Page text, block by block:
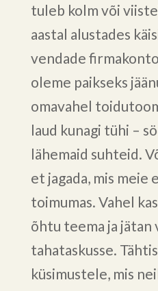
tuleb kolm või
aastal alustades
vendade
oleme paikseks
omavahel
laud kunagi tühi –
lähemaid suhteid.
et jagada, mis meie
toimumas. Vahel
õhtu teema ja jätan
tahataskusse.
küsimustele, mis